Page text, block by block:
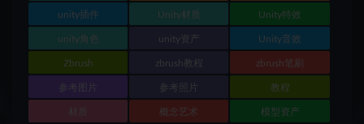
unity插件 Unity材质 Unity特效
unity角色 unity资产 Unity音效
Zbrush zbrush教程 zbrush笔刷
参考图片 参考照片 教程
概念艺术 模型资产